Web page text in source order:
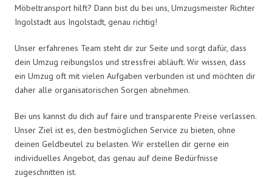
Möbeltransport hilft? Dann bist du bei uns, Umzugsmeister Richter
Ingolstadt aus Ingolstadt, genau richtig!
Unser erfahrenes Team steht dir zur Seite und sorgt dafür, dass
dein Umzug reibungslos und stressfrei abläuft. Wir wissen, dass
ein Umzug oft mit vielen Aufgaben verbunden ist und möchten dir
daher alle organisatorischen Sorgen abnehmen.
Bei uns kannst du dich auf faire und transparente Preise verlassen.
Unser Ziel ist es, den bestmöglichen Service zu bieten, ohne
deinen Geldbeutel zu belasten. Wir erstellen dir gerne ein
individuelles Angebot, das genau auf deine Bedürfnisse
zugeschnitten ist.